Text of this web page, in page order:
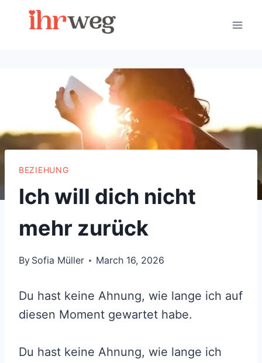
BEZIEHUNG
Ich will dich nicht
mehr zurück
By Sofia Müller March 16, 2026
Du hast keine Ahnung, wie lange ich auf
diesen Moment gewartet habe.
Du hast keine Ahnung, wie lange ich